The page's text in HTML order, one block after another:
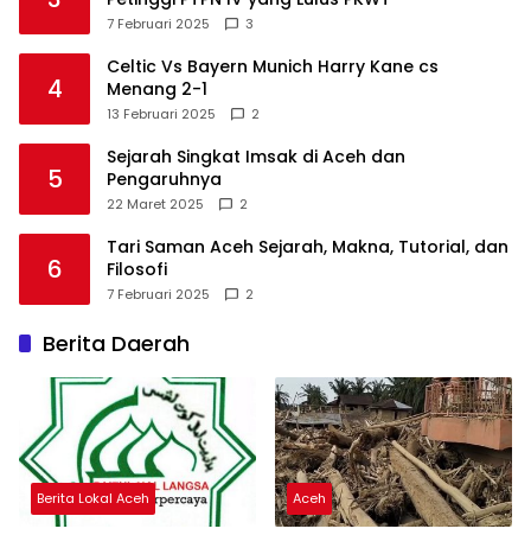
7 Februari 2025 3
4
Celtic Vs Bayern Munich Harry Kane cs
Menang 2-1
13 Februari 2025 2
5
Sejarah Singkat Imsak di Aceh dan
Pengaruhnya
22 Maret 2025 2
6
Tari Saman Aceh Sejarah, Makna, Tutorial, dan
Filosofi
7 Februari 2025 2
Berita Daerah
Berita Lokal Aceh Aceh